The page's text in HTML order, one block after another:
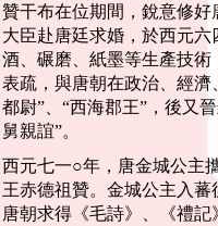
贊干布在位期間，銳意修
大臣赴唐廷求婚，於西元
酒、碾磨、紙墨等生產技
表疏，與唐朝在政治、經
都尉”、“西海郡王”，後又
舅親誼”。
西元七一○年，唐金城公主
王赤德祖贊。金城公主入
唐朝求得《毛詩》、《禮記